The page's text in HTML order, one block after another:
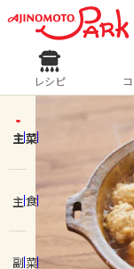
ロ
ログ
ホーム
コンテ
レシピ
人気の食材
きゅうり
ピーマン
レシピ
主菜
主食
副菜